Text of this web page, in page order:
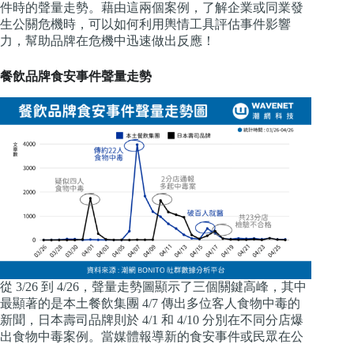
件時的聲量走勢。藉由這兩個案例，了解企業或同業發
生公關危機時，可以如何利用輿情工具評估事件影響
力，幫助品牌在危機中迅速做出反應！
餐飲品牌食安事件聲量走勢
從 3/26 到 4/26，聲量走勢圖顯示了三個關鍵高峰，其中
最顯著的是本土餐飲集團 4/7 傳出多位客人食物中毒的
新聞，日本壽司品牌則於 4/1 和 4/10 分別在不同分店爆
出食物中毒案例。當媒體報導新的食安事件或民眾在公